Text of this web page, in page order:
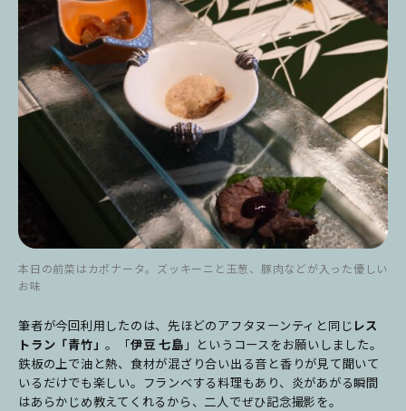
本日の前菜はカポナータ。ズッキーニと玉葱、豚肉などが入った優しい
お味
筆者が今回利用したのは、先ほどのアフタヌーンティと同じ レス
トラン「青竹」。「伊豆 七島 」というコースをお願いしました。
鉄板の上で油と熱、食材が混ざり合い出る音と香りが見て聞いて
いるだけでも楽しい。フランベする料理もあり、炎があがる瞬間
はあらかじめ教えてくれるから、二人でぜひ記念撮影を。